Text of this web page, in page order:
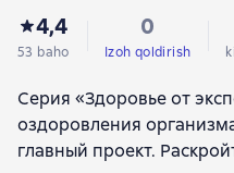
4,4
53 baho
0
Izoh qoldirish
Серия «Здоровье от
оздоровления
главный проект.